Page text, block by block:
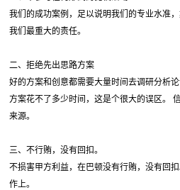
我们的成功案例，足以说明我们的专业水准
我们最重大的责任。
二、拒绝先出思路方案
好的方案和创意都需要大量时间去调研分析
方案花不了多少时间，这是个很大的误区。
来源。
三、不行贿，没有回扣。
不损害甲方利益，在巴顿没有行贿，没有回
作上。